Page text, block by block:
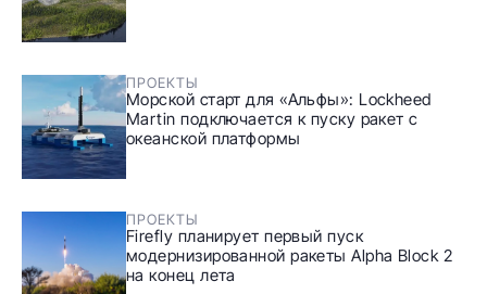
ПРОЕКТЫ
Морской старт для «Альфы»: Lockheed
Martin подключается к пуску ракет с
океанской платформы
ПРОЕКТЫ
Firefly планирует первый пуск
модернизированной ракеты Alpha Block 2
на конец лета